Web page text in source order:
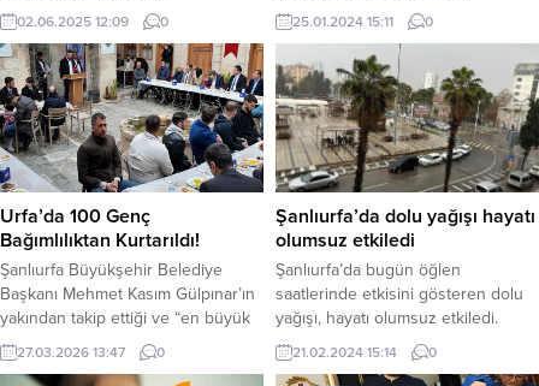
ticaret verilerini açıkladı. Ticaret
Bakanı Ömer Bolat, 2025 Yılı Dış
Ticaret Verileri Basın Toplantısı’nda
dış ticaret verilerini paylaştı. Mayıs
ayında ihracat rekor kırarak 24
milyar 800 milyon dolar oldu.
Mayısta ihracat, geçen yılın aynı
ayına göre yüzde 2,7 artışla 24,8
02.06.2025 12:09 0
Belediyesi, Sosyal Hizmetler Bilgi
Sistemi veri tabanına kayıtlı 1792
yetim çocuğa “Giysi Destek Çeki”
dağıtımı yaptı. Bursa’yı sağlıklı bir
geleceğe taşıyacak projeleri kararlı
adımlarla hayata geçiren Bursa
Büyükşehir Belediyesi diğer
taraftan Bursa’da sosyal
hayata geçirmeye devam...
25.01.2024 15:11 0
Urfa’da 100 Genç
Bağımlılıktan Kurtarıldı!
Şanlıurfa Büyükşehir Belediye
Başkanı Mehmet Kasım Gülpınar’ın
yakından takip ettiği ve “en büyük
projelerimden biri” olarak
nitelendirdiği Liman Ayık Yaşam
27.03.2026 13:47 0
Şanlıurfa’da dolu yağışı hayatı
olumsuz etkiledi
Şanlıurfa’da bugün öğlen
saatlerinde etkisini gösteren dolu
yağışı, hayatı olumsuz etkiledi.
Vatandaşlar, ani ve şiddetli dolu
yağışına yakalandıklarında zor anlar
21.02.2024 15:14 0